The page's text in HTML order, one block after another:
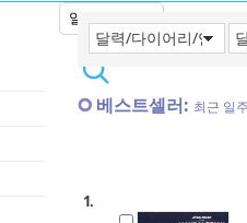
일본어입력기
베스트셀러: 최근 일
1.